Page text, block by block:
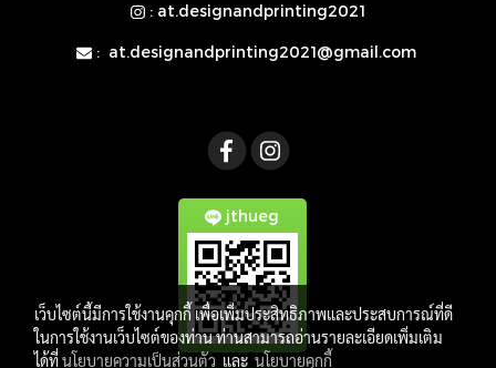
: at.designandprinting2021
: at.designandprinting2021@gmail.com
jthueg
เว็บไซต์นี้มีการใช้งานคุกกี้ เพื่อเพิ่มประสิทธิภาพและประสบการณ์ที่ดี
ในการใช้งานเว็บไซต์ของท่าน ท่านสามารถอ่านรายละเอียดเพิ่มเติม
ได้ที่นโยบายความเป็นส่วนตัว และ นโยบายคุกกี้